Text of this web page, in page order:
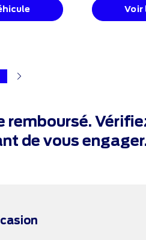
Voir
remboursé.
de vous